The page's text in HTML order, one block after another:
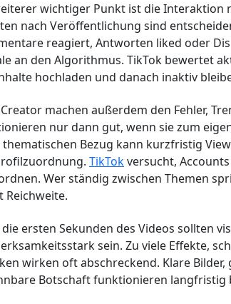
wichtiger Punkt ist die Interaktion
nach Veröffentlichung sind
reagiert, Antworten liked oder
an den Algorithmus. TikTok bewertet
hochladen und danach inaktiv
machen außerdem den Fehler,
nur dann gut, wenn sie zum
thematischen Bezug kann kurzfristig
TikTokversucht,
Wer ständig zwischen Themen
Reichweite.
ersten Sekunden des Videos sollten
sein. Zu viele Effekte,
wirken oft abschreckend. Klare
Botschaft funktionieren langfristig